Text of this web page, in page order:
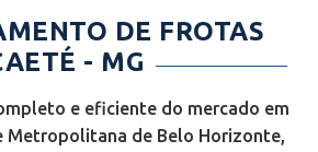
DE FROTAS
- MG
e eficiente do mercado em
Metropolitana de Belo Horizonte,